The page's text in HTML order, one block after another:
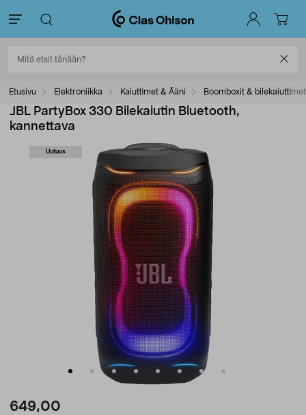
Etusivu Elektroniikka Kaiuttimet & Ääni Boomboxit & bilekaiuttimet
JBL PartyBox 330 Bilekaiutin Bluetooth,
kannettava
Uutuus
649,00